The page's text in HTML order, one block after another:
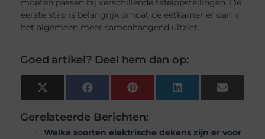
moeten passen bij verschillende tafelopstellingen. De
eerste stap is belangrijk omdat de eetkamer er dan in
het algemeen meer samenhangend uitziet.
Goed artikel? Deel hem dan op:
X
(Twitter)
Facebook Pinterest LinkedIn Email
Gerelateerde Berichten:
Welke soorten elektrische dekens zijn er voor